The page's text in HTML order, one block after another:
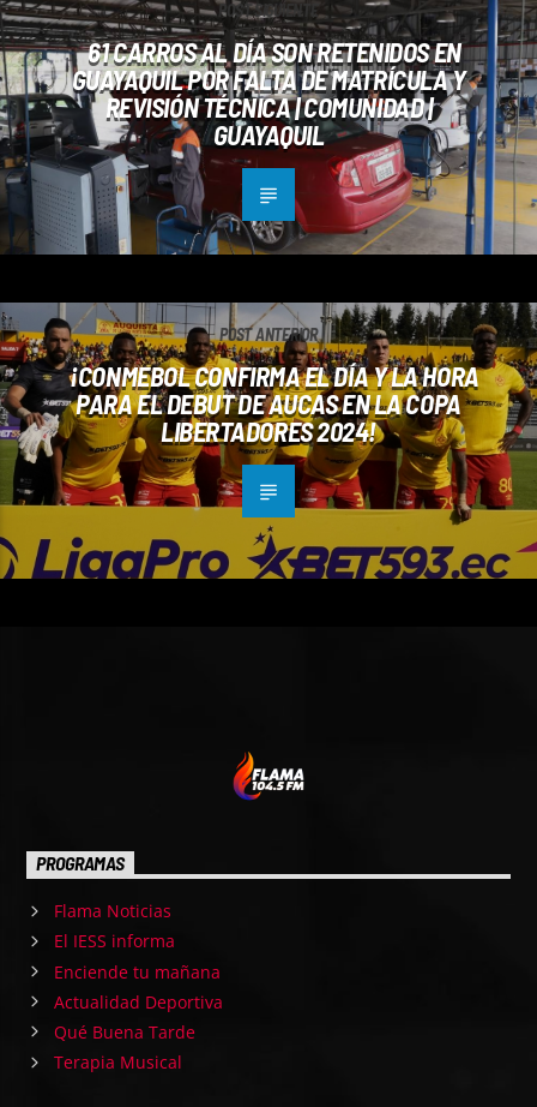
POST SIGUIENTE
61 CARROS AL DÍA SON RETENIDOS EN
GUAYAQUIL POR FALTA DE MATRÍCULA Y
REVISIÓN TÉCNICA | COMUNIDAD |
GUAYAQUIL
POST ANTERIOR
¡CONMEBOL CONFIRMA EL DÍA Y LA HORA
PARA EL DEBUT DE AUCAS EN LA COPA
LIBERTADORES 2024!
PROGRAMAS
Flama Noticias
El IESS informa
Enciende tu mañana
Actualidad Deportiva
Qué Buena Tarde
Terapia Musical